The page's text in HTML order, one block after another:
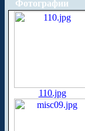
Фотографии
110.jpg